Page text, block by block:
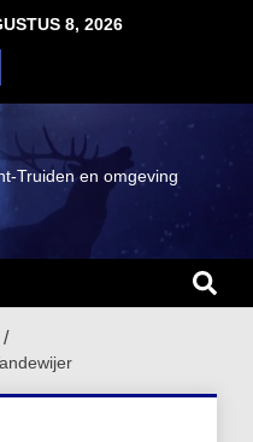
8, 2026
Truiden en omgeving